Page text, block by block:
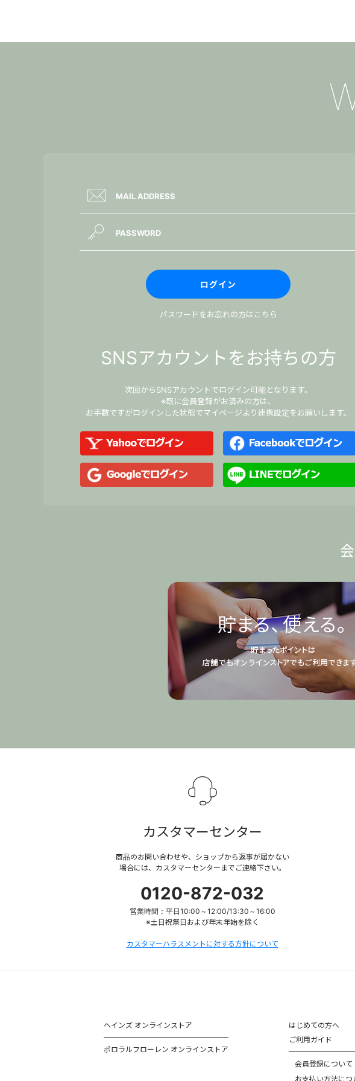
パスワードをお忘れの方はこちら
SNSアカウントをお持ちの方
次回からSNSアカウントでログイン可能となります。
※既に会員登録がお済みの方は、
お手数ですがログインした状態でマイページより連携設定をお願いします。
カスタマーセンター
商品のお問い合わせや、ショップから返事が届かない
場合には、カスタマーセンターまでご連絡下さい。
0120-872-032
営業時間：平日10:00～12:00/13:30～16:00
※土日祝祭日および年末年始を除く
カスタマーハラスメントに対する方針について
ヘインズ オンラインストア
ポロラルフローレン オンラインストア
はじめての方へ
ご利用ガイド
会員登録について
お支払い方法につ